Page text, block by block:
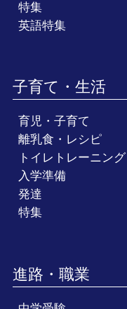
特集
英語特集
子育て・生活
育児・子育て
離乳食・レシピ
トイレトレーニング
入学準備
発達
特集
進路・職業